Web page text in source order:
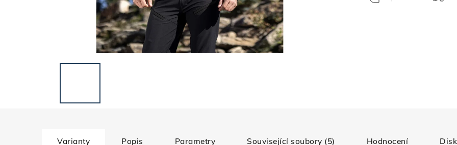
Varianty Popis Parametry Související soubory (5) Hodnocení